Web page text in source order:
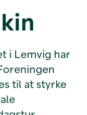
i Lemvig har
til at styrke